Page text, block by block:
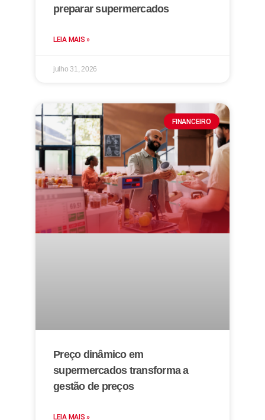
preparar supermercados
LEIA MAIS »
julho 31, 2026
FINANCEIRO
Preço dinâmico em
supermercados transforma a
gestão de preços
LEIA MAIS »